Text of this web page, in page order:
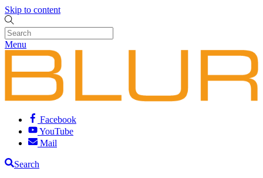
Skip to content
Menu
Facebook
YouTube
Mail
Search